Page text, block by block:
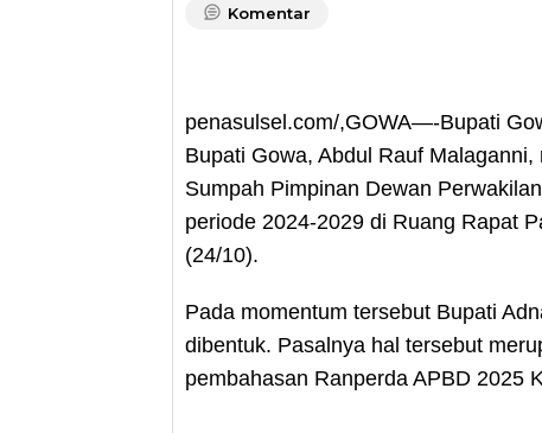
Komentar
penasulsel.com/,GOWA—-Bupati
Bupati Gowa, Abdul Rauf
Sumpah Pimpinan Dewan
periode 2024-2029 di Ruang Rapat
(24/10).
Pada momentum tersebut Bupati
dibentuk. Pasalnya hal tersebut
pembahasan Ranperda APBD 2025